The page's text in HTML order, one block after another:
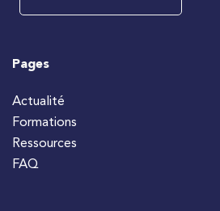
Pages
Actualité
Formations
Ressources
FAQ